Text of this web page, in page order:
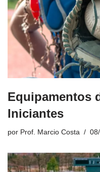
Equipamentos
Iniciantes
por Prof. Marcio Costa